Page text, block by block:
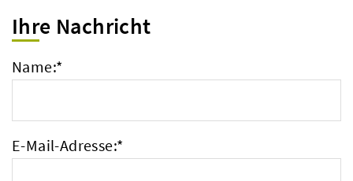
Ihre Nachricht
Name:*
E-Mail-Adresse:*